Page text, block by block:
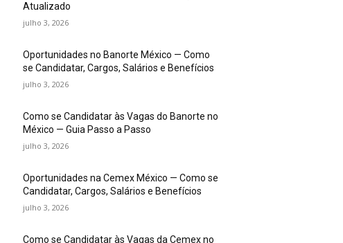
Atualizado
julho 3, 2026
Oportunidades no Banorte México — Como
se Candidatar, Cargos, Salários e Benefícios
julho 3, 2026
Como se Candidatar às Vagas do Banorte no
México — Guia Passo a Passo
julho 3, 2026
Oportunidades na Cemex México — Como se
Candidatar, Cargos, Salários e Benefícios
julho 3, 2026
Como se Candidatar às Vagas da Cemex no